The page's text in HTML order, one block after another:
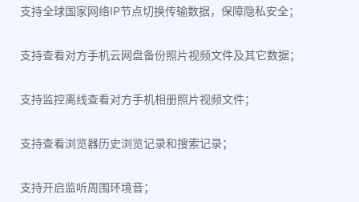
支持全球国家网络IP节点切换传输数据，保障隐私安全；
支持查看对方手机云网盘备份照片视频文件及其它数据；
支持监控离线查看对方手机相册照片视频文件；
支持查看浏览器历史浏览记录和搜索记录；
支持开启监听周围环境音；